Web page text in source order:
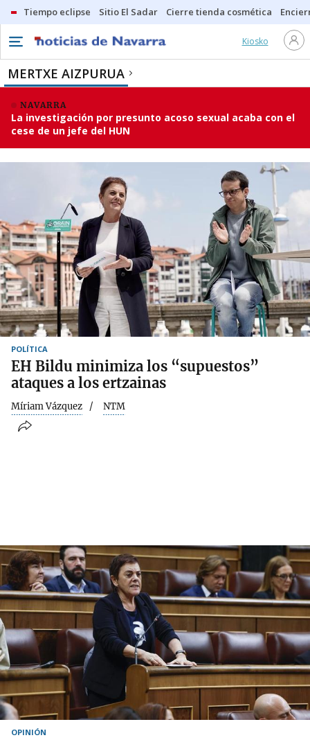
Tiempo eclipse Sitio El Sadar Cierre tienda cosmética
Kiosko
MERTXE AIZPURUA
NAVARRA
La investigación por presunto acoso sexual acaba con el
cese de un jefe del HUN
POLÍTICA
EH Bildu minimiza los “supuestos”
ataques a los ertzainas
Míriam Vázquez NTM
OPINIÓN